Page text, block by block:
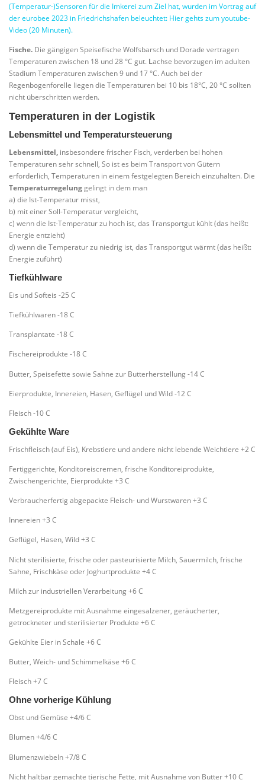
(Temperatur-)Sensoren für die Imkerei zum Ziel hat, wurden im Vortrag auf
der eurobee 2023 in Friedrichshafen beleuchtet: Hier gehts zum youtube-
Video (20 Minuten).
Fische. Die gängigen Speisefische Wolfsbarsch und Dorade vertragen
Temperaturen zwischen 18 und 28 °C gut. Lachse bevorzugen im adulten
Stadium Temperaturen zwischen 9 und 17 °C. Auch bei der
Regenbogenforelle liegen die Temperaturen bei 10 bis 18°C, 20 °C sollten
nicht überschritten werden.
Temperaturen in der Logistik
Lebensmittel und Temperatursteuerung
Lebensmittel, insbesondere frischer Fisch, verderben bei hohen
Temperaturen sehr schnell, So ist es beim Transport von Gütern
erforderlich, Temperaturen in einem festgelegten Bereich einzuhalten. Die
Temperaturregelunggelingt in dem man
a) die Ist-Temperatur misst,
b) mit einer Soll-Temperatur vergleicht,
c) wenn die Ist-Temperatur zu hoch ist, das Transportgut kühlt (das heißt:
Energie entzieht)
d) wenn die Temperatur zu niedrig ist, das Transportgut wärmt (das heißt:
Energie zuführt)
Tiefkühlware
Eis und Softeis -25 C
Tiefkühlwaren -18 C
Transplantate -18 C
Fischereiprodukte -18 C
Butter, Speisefette sowie Sahne zur Butterherstellung -14 C
Eierprodukte, Innereien, Hasen, Geflügel und Wild -12 C
Fleisch -10 C
Gekühlte Ware
Frischfleisch (auf Eis), Krebstiere und andere nicht lebende Weichtiere +2 C
Fertiggerichte, Konditoreiscremen, frische Konditoreiprodukte,
Zwischengerichte, Eierprodukte +3 C
Verbraucherfertig abgepackte Fleisch- und Wurstwaren +3 C
Innereien +3 C
Geflügel, Hasen, Wild +3 C
Nicht sterilisierte, frische oder pasteurisierte Milch, Sauermilch, frische
Sahne, Frischkäse oder Joghurtprodukte +4 C
Milch zur industriellen Verarbeitung +6 C
Metzgereiprodukte mit Ausnahme eingesalzener, geräucherter,
getrockneter und sterilisierter Produkte +6 C
Gekühlte Eier in Schale +6 C
Butter, Weich- und Schimmelkäse +6 C
Fleisch +7 C
Ohne vorherige Kühlung
Obst und Gemüse +4/6 C
Blumen +4/6 C
Blumenzwiebeln +7/8 C
Nicht haltbar gemachte tierische Fette, mit Ausnahme von Butter +10 C